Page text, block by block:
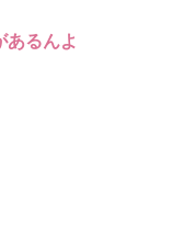
あるんよ